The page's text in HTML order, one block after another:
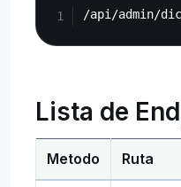
Lista de
Metodo Ruta